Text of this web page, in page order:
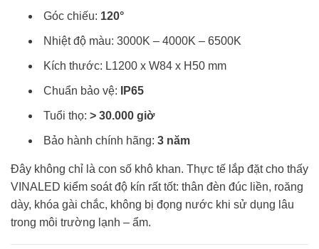
Góc chiếu: 120°
Nhiệt độ màu: 3000K – 4000K – 6500K
Kích thước: L1200 x W84 x H50 mm
Chuẩn bảo vệ: IP65
Tuổi thọ: > 30.000 giờ
Bảo hành chính hãng: 3 năm
Đây không chỉ là con số khô khan. Thực tế lắp đặt cho thấy
VINALED kiểm soát độ kín rất tốt: thân đèn đúc liền, roăng
dày, khóa gài chắc, không bị đọng nước khi sử dụng lâu
trong môi trường lạnh – ẩm.